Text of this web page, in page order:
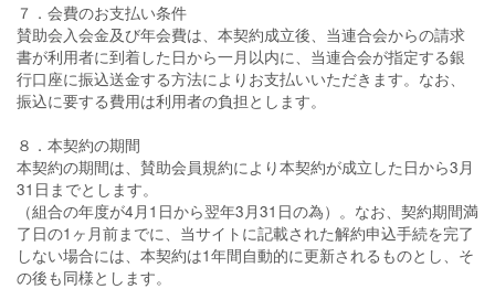
７．会費のお支払い条件
賛助会入会金及び年会費は、本契約成立後、当連合会からの請求
書が利用者に到着した日から一月以内に、当連合会が指定する銀
行口座に振込送金する方法によりお支払いいただきます。なお、
振込に要する費用は利用者の負担とします。
８．本契約の期間
本契約の期間は、賛助会員規約により本契約が成立した日から3月
31日までとします。
（組合の年度が4月1日から翌年3月31日の為）。なお、契約期間満
了日の1ヶ月前までに、当サイトに記載された解約申込手続を完了
しない場合には、本契約は1年間自動的に更新されるものとし、そ
の後も同様とします。